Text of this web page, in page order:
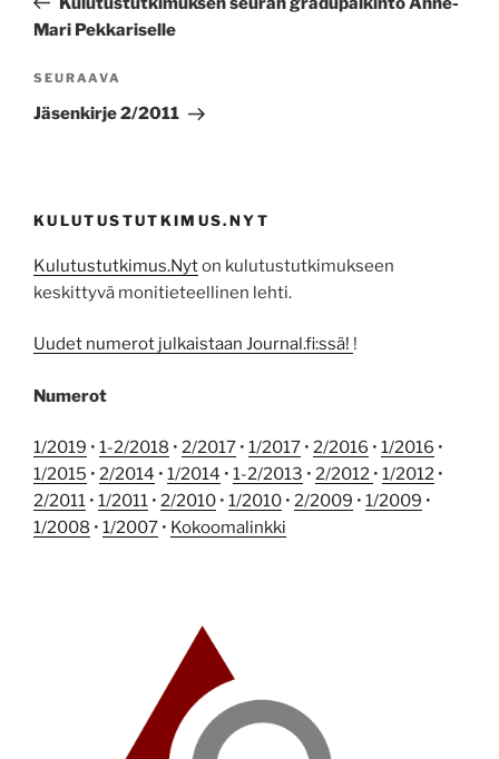
Mari Pekkariselle
Seuraava
artikkeli
SEURAAVA
Jäsenkirje 2/2011
KULUTUSTUTKIMUS.NYT
Kulutustutkimus.Nyton kulutustutkimukseen
keskittyvä monitieteellinen lehti.
Uudet numerot julkaistaan Journal.fi:ssä! !
Numerot
1/2019 • 1-2/2018 • 2/2017 • 1/2017 • 2/2016 • 1/2016 •
1/2015 • 2/2014 • 1/2014 • 1-2/2013 • 2/2012 • 1/2012 •
2/2011 • 1/2011 • 2/2010 • 1/2010 • 2/2009 • 1/2009 •
1/2008 • 1/2007 • Kokoomalinkki